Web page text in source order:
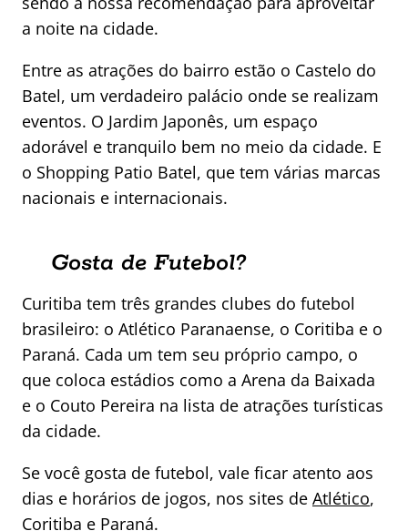
a noite na cidade.
Entre as atrações do bairro estão o Castelo do
Batel, um verdadeiro palácio onde se realizam
eventos. O Jardim Japonês, um espaço
adorável e tranquilo bem no meio da cidade. E
o Shopping Patio Batel, que tem várias marcas
nacionais e internacionais.
Gosta de Futebol?
Curitiba tem três grandes clubes do futebol
brasileiro: o Atlético Paranaense, o Coritiba e o
Paraná. Cada um tem seu próprio campo, o
que coloca estádios como a Arena da Baixada
e o Couto Pereira na lista de atrações turísticas
da cidade.
Se você gosta de futebol, vale ficar atento aos
dias e horários de jogos, nos sites de Atlético,
Coritiba e Paraná.